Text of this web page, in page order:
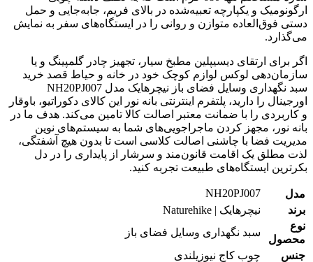
ارگونومیک و یکپارچه تعبیه‌شده در بالای فریم، جابه‌جایی و حمل
دستی فوق‌العاده متوازن و روانی را در ایستگاه‌های سفر به نمایش
می‌گذارد.
اگر برای ارتقای دیسیپلین مطبخ سیار، تجهیز چادر گلمپینگ و یا
سازمان‌دهی لوکس لوازم کوچک خود در خانه و حیاط قصد خرید
سبد نگهداری وسایل فضای باز نیچرهایک مدل NH20PJ007
اورجینال را دارید، پلتفرم اینترنتی بانه نور این کالای دکوراتیو، باوقار
و کاربردی را با ضمانت معتبر اصالت کالا تامین می‌کند. هدف ما در
بانه نور، مجهز کردن ماجراجویی‌های شما به سیستم‌های نوین
مدیریت فضا با چاشنی اصالت کلاسی است تا بدون هیچ آشفتگی،
لذت مطلق یک اقامت قانون‌مند و سرشار از پایداری را در دل
بکرترین ایستگاه‌های طبیعت تجربه کنید.
مدل
NH20PJ007
برند
نیچرهایک | Naturehike
نوع
محصول
سبد نگهداری وسایل فضای باز
جنس
چوب کاج نیوزیلندی